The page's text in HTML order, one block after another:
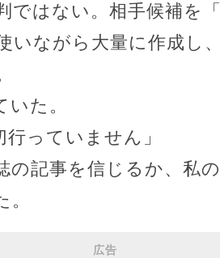
ではない。相手候補を
いながら大量に作成し
た。
行っていません」
記事を信じるか、私
広告